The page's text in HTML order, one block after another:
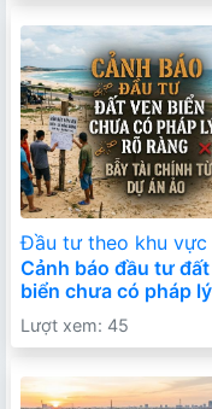
Đầu tư theo khu vực
Cảnh báo đầu tư
biển chưa có pháp
ràng: Lợi nhuận cao
cái bẫy ngọt ngào?
Lượt xem: 45